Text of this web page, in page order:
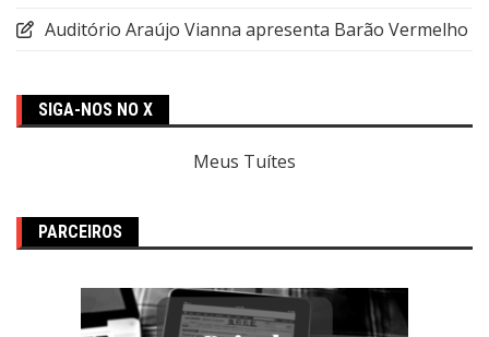
Auditório Araújo Vianna apresenta Barão Vermelho
SIGA-NOS NO X
Meus Tuítes
PARCEIROS